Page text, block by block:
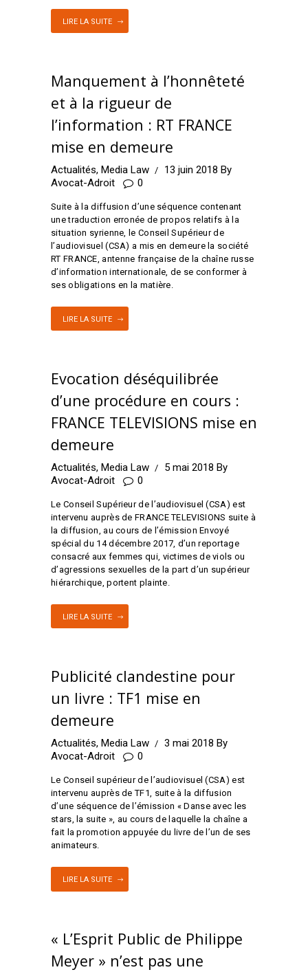
LIRE LA SUITE
Manquement à l’honnêteté
et à la rigueur de
l’information : RT FRANCE
mise en demeure
Actualités, Media Law 13 juin 2018 By
Avocat-Adroit
0
Suite à la diffusion d’une séquence contenant
une traduction erronée de propos relatifs à la
situation syrienne, le Conseil Supérieur de
l’audiovisuel (CSA) a mis en demeure la société
RT FRANCE, antenne française de la chaîne russe
d’information internationale, de se conformer à
ses obligations en la matière.
LIRE LA SUITE
Evocation déséquilibrée
d’une procédure en cours :
FRANCE TELEVISIONS mise en
demeure
Actualités, Media Law 5 mai 2018 By
Avocat-Adroit
0
Le Conseil Supérieur de l’audiovisuel (CSA) est
intervenu auprès de FRANCE TELEVISIONS suite à
la diffusion, au cours de l’émission Envoyé
spécial du 14 décembre 2017, d’un reportage
consacré aux femmes qui, victimes de viols ou
d’agressions sexuelles de la part d’un supérieur
hiérarchique, portent plainte.
LIRE LA SUITE
Publicité clandestine pour
un livre : TF1 mise en
demeure
Actualités, Media Law 3 mai 2018 By
Avocat-Adroit
0
Le Conseil supérieur de l’audiovisuel (CSA) est
intervenu auprès de TF1, suite à la diffusion
d’une séquence de l’émission « Danse avec les
stars, la suite », au cours de laquelle la chaîne a
fait la promotion appuyée du livre de l’un de ses
animateurs.
LIRE LA SUITE
« L’Esprit Public de Philippe
Meyer » n’est pas une